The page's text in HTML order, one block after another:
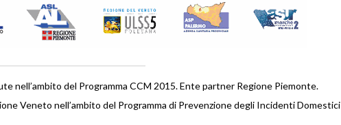
nell’ambito del Programma CCM 2015. Ente partner Regione Piemonte.
Veneto nell’ambito del Programma di Prevenzione degli Incidenti Domestici